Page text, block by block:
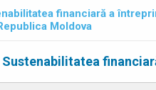
financiară a
Moldova
Sustenabilitatea